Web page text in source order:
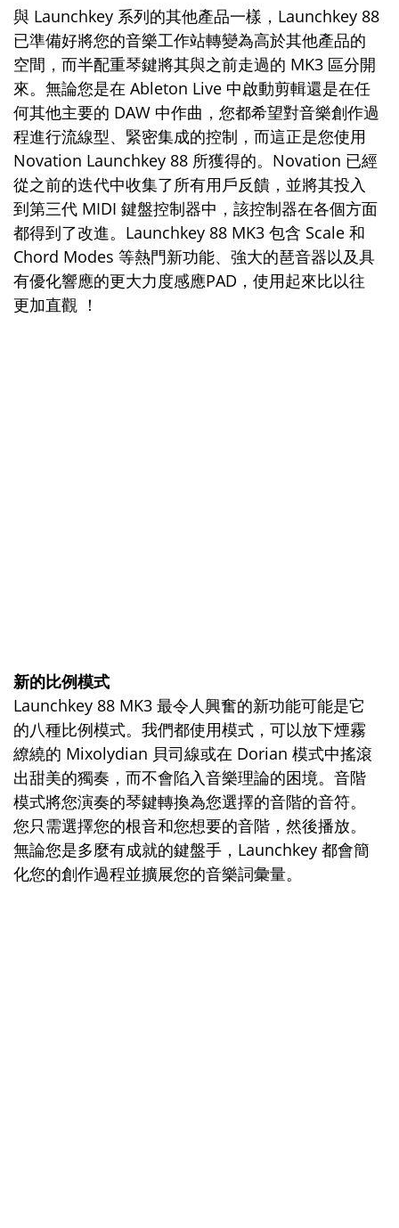
與 Launchkey 系列的其他產品一樣，Launchkey 88
已準備好將您的音樂工作站轉變為高於其他產品的
空間，而半配重琴鍵將其與之前走過的 MK3 區分開
來。無論您是在 Ableton Live 中啟動剪輯還是在任
何其他主要的 DAW 中作曲，您都希望對音樂創作過
程進行流線型、緊密集成的控制，而這正是您使用
Novation Launchkey 88 所獲得的。Novation 已經
從之前的迭代中收集了所有用戶反饋，並將其投入
到第三代 MIDI 鍵盤控制器中，該控制器在各個方面
都得到了改進。Launchkey 88 MK3 包含 Scale 和
Chord Modes 等熱門新功能、強大的琶音器以及具
有優化響應的更大力度感應PAD，使用起來比以往
更加直觀 ！
新的比例模式
Launchkey 88 MK3 最令人興奮的新功能可能是它
的八種比例模式。我們都使用模式，可以放下煙霧
繚繞的 Mixolydian 貝司線或在 Dorian 模式中搖滾
出甜美的獨奏，而不會陷入音樂理論的困境。音階
模式將您演奏的琴鍵轉換為您選擇的音階的音符。
您只需選擇您的根音和您想要的音階，然後播放。
無論您是多麼有成就的鍵盤手，Launchkey 都會簡
化您的創作過程並擴展您的音樂詞彙量。